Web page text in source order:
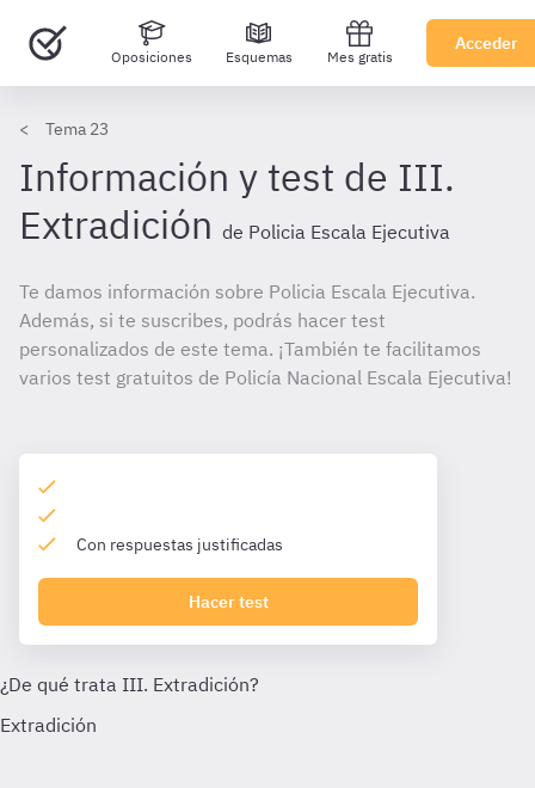
Oposiciones Esquemas Mes gratis
Acceder
Tema 23
Información y test de III.
Extradición de Policia Escala Ejecutiva
Te damos información sobre Policia Escala Ejecutiva.
Además, si te suscribes, podrás hacer test
personalizados de este tema. ¡También te facilitamos
varios test gratuitos de Policía Nacional Escala Ejecutiva!
Con respuestas justificadas
Hacer test